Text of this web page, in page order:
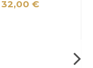
32,00 €